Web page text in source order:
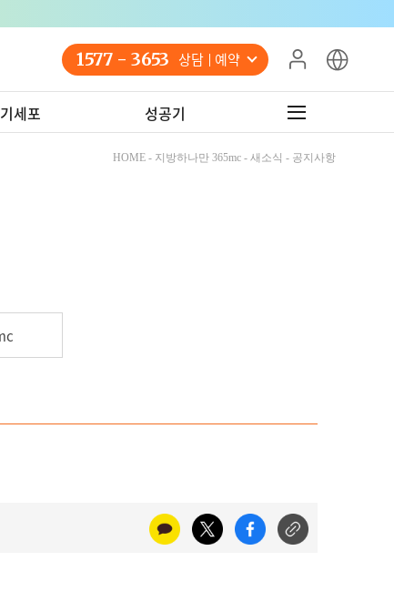
1577 - 3653 상담 예약
세포 성공기
HOME - 지방하나만 365mc - 새소식 - 공지사항